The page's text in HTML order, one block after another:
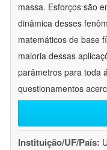
massa. Esforços são
dinâmica desses
matemáticos de base
maioria dessas
parâmetros para toda
questionamentos
Instituição/UF/País: